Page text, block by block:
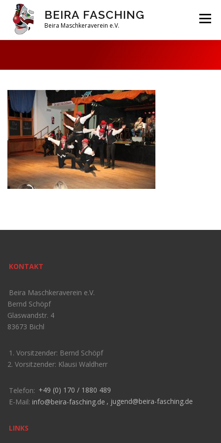
Inhalt
springen
BEIRA FASCHING
Beira Maschkeraverein e.V.
Menü
VEREIN ARCHIV
KONTAKT
Beira Maschkeraverein e.V.
Bernd Schöpf
Glaswandstr. 4
83673 Bichl
1. Vorsitzender: Bernd Schöpf
2. Vorsitzender: Klausi Waldherr
Telefon: +49 (0) 170 / 1880 489
E-Mail: info@beira-fasching.de , jugend@beira-fasching.de
LINKS